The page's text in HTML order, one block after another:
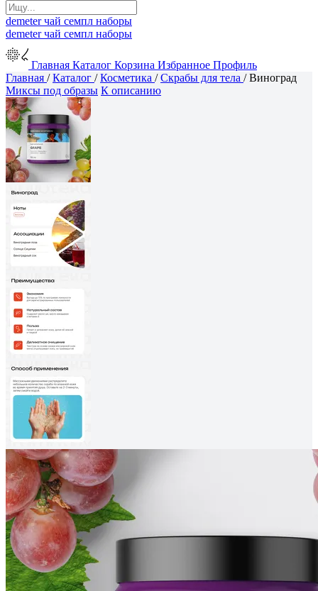
demeterчай семпл наборы
demeterчай семпл наборы
Главная Каталог Корзина Избранное Профиль
Главная /Каталог /Косметика /Скрабы для тела /Виноград
Миксы под образы К описанию